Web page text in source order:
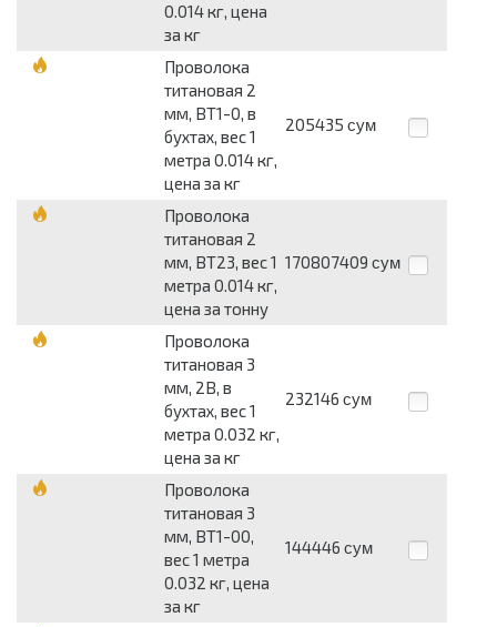
0.014 кг, цена
за кг
Проволока
титановая 2
мм, ВТ1-0, в
бухтах, вес 1
метра 0.014 кг,
цена за кг
205435 сум
Проволока
титановая 2
мм, ВТ23, вес 1
метра 0.014 кг,
цена за тонну
170807409 сум
Проволока
титановая 3
мм, 2В, в
бухтах, вес 1
метра 0.032 кг,
цена за кг
232146 сум
Проволока
титановая 3
мм, ВТ1-00,
вес 1 метра
0.032 кг, цена
за кг
144446 сум